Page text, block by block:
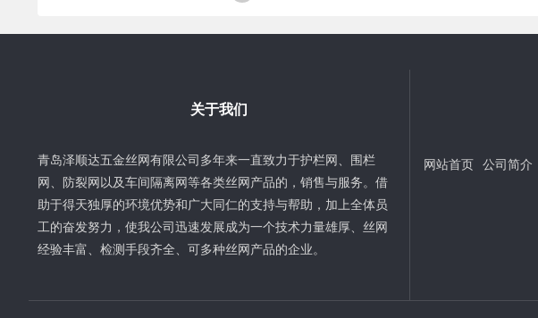
关于我们
青岛泽顺达五金丝网有限公司多年来一直致力于护栏网、围栏
网、防裂网以及车间隔离网等各类丝网产品的，销售与服务。借
助于得天独厚的环境优势和广大同仁的支持与帮助，加上全体员
工的奋发努力，使我公司迅速发展成为一个技术力量雄厚、丝网
经验丰富、检测手段齐全、可多种丝网产品的企业。
网站首页 公司简介